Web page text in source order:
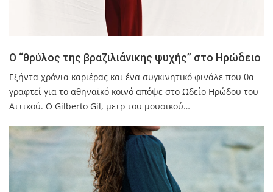
Ο “θρύλος της βραζιλιάνικης ψυχής” στο Ηρώδειο
Εξήντα χρόνια καριέρας και ένα συγκινητικό φινάλε που θα
γραφτεί για το αθηναϊκό κοινό απόψε στο Ωδείο Ηρώδου του
Αττικού. Ο Gilberto Gil, μετρ του μουσικού…